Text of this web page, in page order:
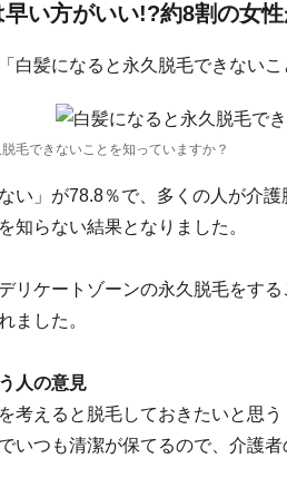
い方がいい!?約8割の女
白髪になると永久脱毛できない
毛できないことを知っていますか？
い」が78.8％で、多くの人が介
知らない結果となりました。
リケートゾーンの永久脱毛をす
ました。
人の意見
考えると脱毛しておきたいと思う
いつも清潔が保てるので、介護